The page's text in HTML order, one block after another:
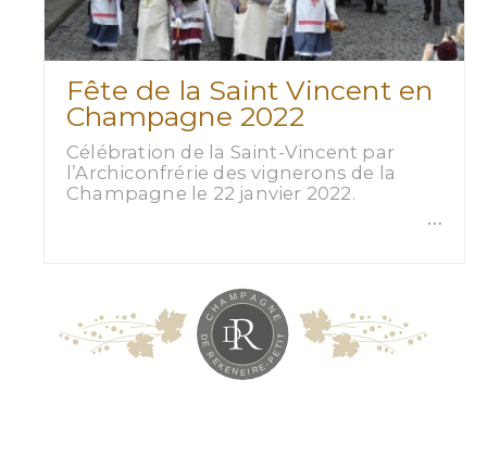
Fête de la Saint Vincent en
Champagne 2022
Célébration de la Saint-Vincent par
l’Archiconfrérie des vignerons de la
Champagne le 22 janvier 2022.
…